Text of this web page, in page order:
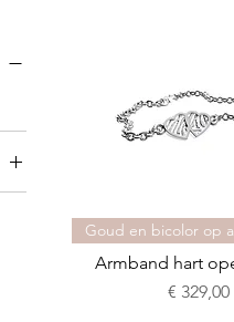
Goud en bicolor op
Armband hart
Prijs
€ 329,00